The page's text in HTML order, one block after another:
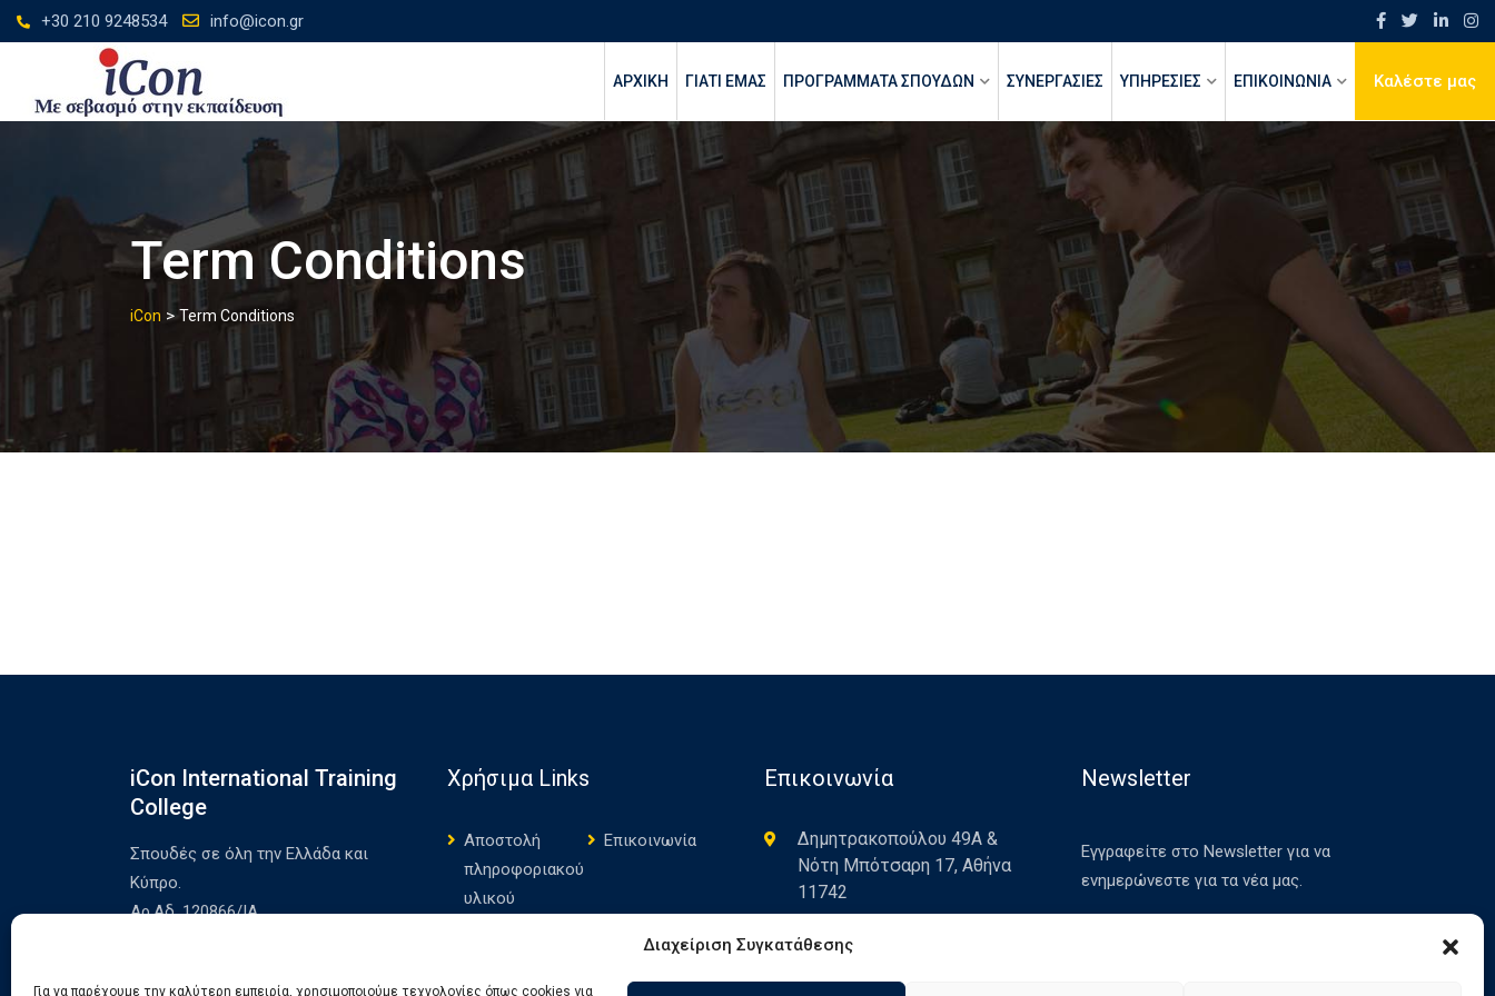
Διαχείριση Συγκατάθεσης
Για να παρέχουμε την καλύτερη εμπειρία, χρησιμοποιούμε τεχνολογίες όπως cookies για
Skip
to
+30 210 9248534 info@icon.gr
Καλέστε μας
ΑΡΧΙΚΉ ΓΙΑΤΙ ΕΜΑΣ ΠΡΟΓΡΑΜΜΑΤΑ ΣΠΟΥΔΩΝ ΣΥΝΕΡΓΑΣΙΕΣ ΥΠΗΡΕΣΙΕΣ ΕΠΙΚΟΙΝΩΝΙΑ
Term Conditions
iCon >Term Conditions
iCon International Training
College
Σπουδές σε όλη την Ελλάδα και
Κύπρο.
Αρ.Αδ. 120866/ΙΑ
Χρήσιμα Links
Αποστολή
πληροφοριακού
υλικού
Επικοινωνία
Πολιτική
Επικοινωνία
Δημητρακοπούλου 49Α &
Νότη Μπότσαρη 17, Αθήνα
11742
+30 210 9248534
info@icon.gr
Newsletter
Εγγραφείτε στο Newsletter για να
ενημερώνεστε για τα νέα μας.